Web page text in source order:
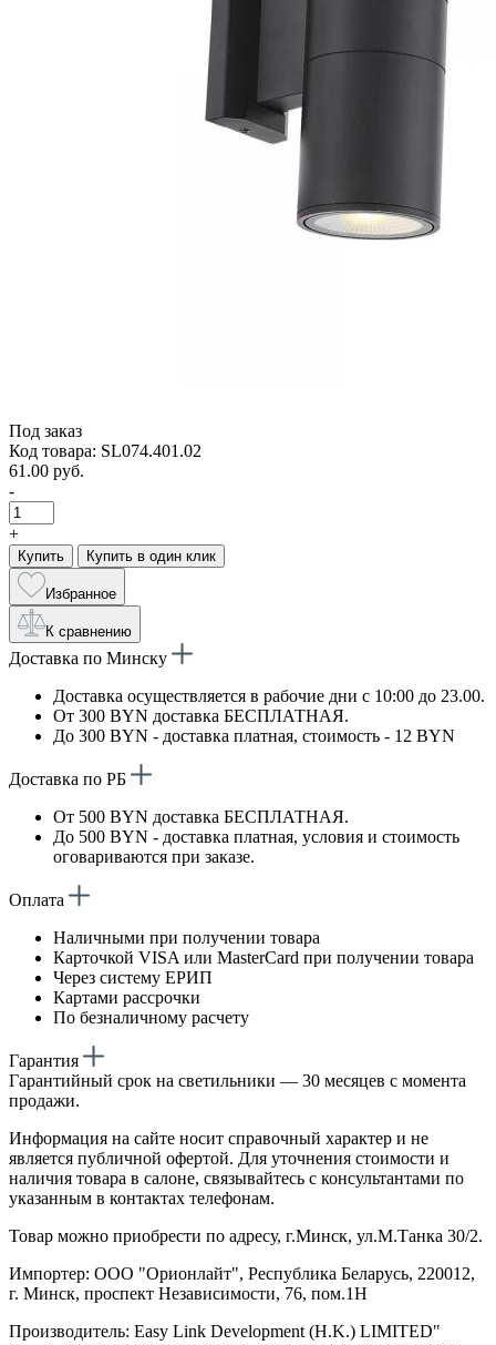
Под заказ
Код товара: SL074.401.02
61.00 руб.
-
+
Купить Купить в один клик
Избранное
К сравнению
Доставка по Минску
Доставка осуществляется в рабочие дни с 10:00 до 23.00.
От 300 BYN доставка БЕСПЛАТНАЯ.
До 300 BYN - доставка платная, стоимость - 12 BYN
Доставка по РБ
От 500 BYN доставка БЕСПЛАТНАЯ.
До 500 BYN - доставка платная, условия и стоимость
оговариваются при заказе.
Оплата
Наличными при получении товара
Карточкой VISA или MasterCard при получении товара
Через систему ЕРИП
Картами рассрочки
По безналичному расчету
Гарантия
Гарантийный срок на светильники — 30 месяцев с момента
продажи.
Информация на сайте носит справочный характер и не
является публичной офертой. Для уточнения стоимости и
наличия товара в салоне, связывайтесь с консультантами по
указанным в контактах телефонам.
Товар можно приобрести по адресу, г.Минск, ул.М.Танка 30/2.
Импортер: ООО "Орионлайт", Республика Беларусь, 220012,
г. Минск, проспект Независимости, 76, пом.1Н
Производитель: Easy Link Development (H.K.) LIMITED"